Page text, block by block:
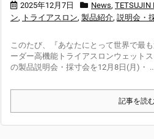
2025年12月7日 News, TETSUJIN
ン, トライアスロン, 製品紹介, 説明会・
このたび、『あなたにとって世界で最
ーダー高機能トライアスロンウェット
の製品説明会・採寸会を12月8日(月)・
記事を読